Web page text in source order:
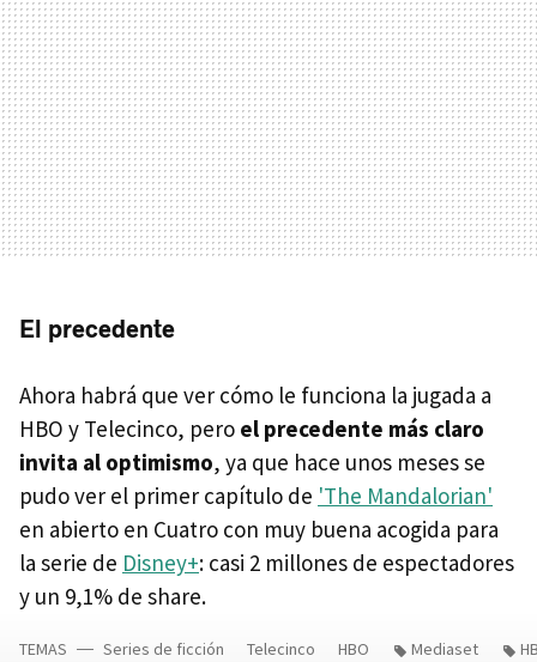
El precedente
Ahora habrá que ver cómo le funciona la jugada a
HBO y Telecinco, pero el precedente más claro
invita al optimismo, ya que hace unos meses se
pudo ver el primer capítulo de 'The Mandalorian'
en abierto en Cuatro con muy buena acogida para
la serie de Disney+: casi 2 millones de espectadores
y un 9,1% de share.
TEMAS Series de ficción Telecinco HBO Mediaset